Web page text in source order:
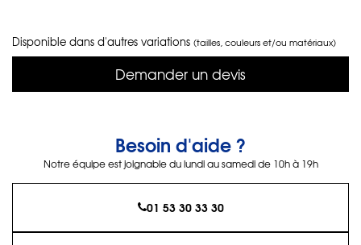
Disponible dans d'autres variations (tailles, couleurs et/ou matériaux)
Demander un devis
Besoin d'aide ?
Notre équipe est joignable du lundi au samedi de 10h à 19h
01 53 30 33 30